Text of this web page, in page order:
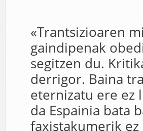
«Trantsizioaren
gaindipenak
segitzen du.
derrigor. Baina
eternizatu ere ez
da Espainia bata
faxistakumerik ez